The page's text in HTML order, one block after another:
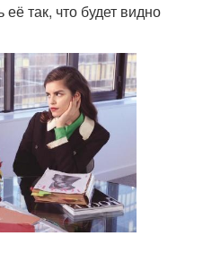
так, что будет видно